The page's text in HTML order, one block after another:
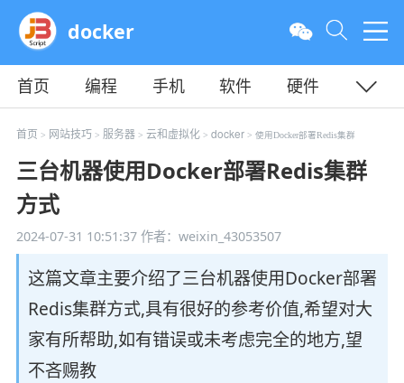
docker
首页 编程 手机 软件
硬件
教程
平面 服务器
首页 > 网站技巧 > 服务器> 云和虚拟化> docker> 使用Docker部署Redis集群
三台机器使用Docker部署Redis集群
方式
2024-07-31 10:51:37作者：weixin_43053507
这篇文章主要介绍了三台机器使用Docker部署
Redis集群方式,具有很好的参考价值,希望对大
家有所帮助,如有错误或未考虑完全的地方,望
不吝赐教